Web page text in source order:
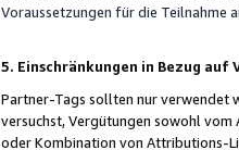
Voraussetzungen für die Teilnahme
5. Einschränkungen in Bezug auf
Partner-Tags sollten nur verwendet
versuchst, Vergütungen sowohl
oder Kombination von Attributions-